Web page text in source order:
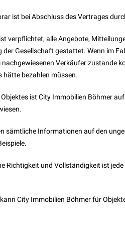
ist bei Abschluss des Vertrages
verpflichtet, alle Angebote,
der Gesellschaft gestattet. Wenn im
Verkäufer zustande
hätte bezahlen müssen.
ist City Immobilien Böhmer
sämtliche Informationen auf den
Richtigkeit und Vollständigkeit ist
City Immobilien Böhmer für